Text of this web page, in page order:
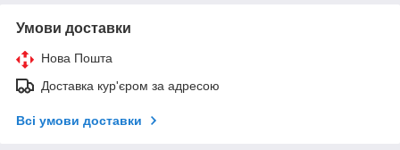
Умови доставки
Нова Пошта
Доставка кур'єром за адресою
Всі умови доставки